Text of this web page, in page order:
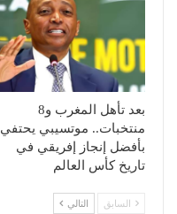
بعد تأهل المغرب و8
منتخبات.. موتسيبي يحتفي
بأفضل إنجاز إفريقي في
تاريخ كأس العالم
السابق التالي